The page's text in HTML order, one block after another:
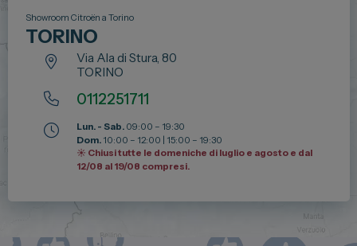
Showroom Citroën a Torino
TORINO
Via Ala di Stura, 80
TORINO
0112251711
Lun. - Sab. 09:00 – 19:30
Dom. 10:00 – 12:00 | 15:00 – 19:30
☀️ Chiusi tutte le domeniche di luglio e agosto e dal
12/08 al 19/08 compresi.